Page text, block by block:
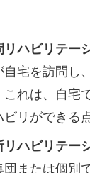
リハビリテー
自宅を訪問し
これは、自宅
ビリができる
リハビリテー
団または個別